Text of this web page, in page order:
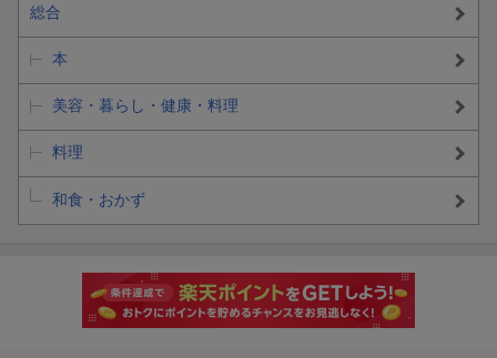
総合
本
美容・暮らし・健康・料理
料理
和食・おかず